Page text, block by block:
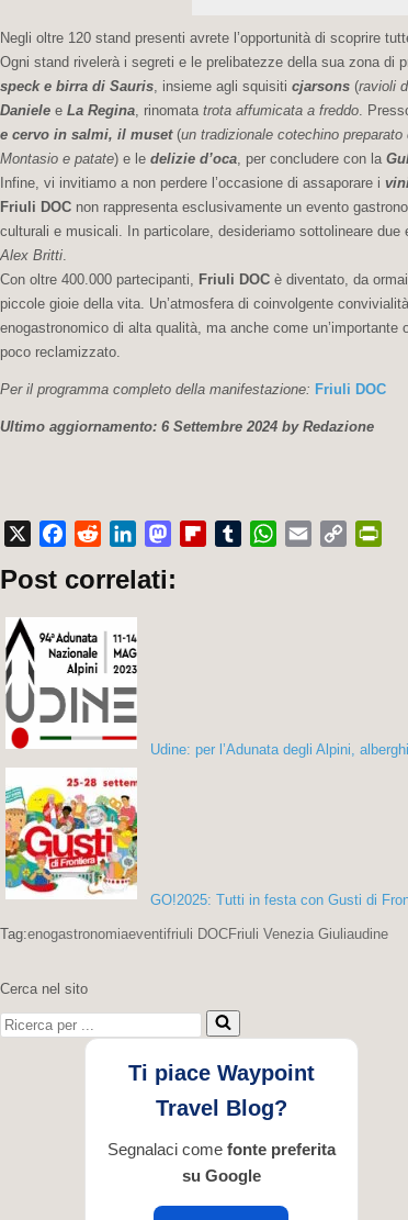
Negli oltre 120 stand presenti avrete l’opportunità di scoprire
Ogni stand rivelerà i segreti e le prelibatezze della sua zona di
speck e birra di Sauris , insieme agli squisiti cjarsons (ravioli
Daniele e La Regina , rinomata trota affumicata a freddo .
e cervo in salmi, il muset(un tradizionale cotechino
Montasio e patate) e le delizie d’oca , per concludere con la
Infine, vi invitiamo a non perdere l’occasione di assaporare i
Friuli DOC non rappresenta esclusivamente un evento
culturali e musicali. In particolare, desideriamo sottolineare
Alex Britti
Con oltre 400.000 partecipanti, Friuli DOC è diventato, da
piccole gioie della vita. Un’atmosfera di coinvolgente
enogastronomico di alta qualità, ma anche come
poco reclamizzato.
Per il programma completo della manifestazione: Friuli DOC
Ultimo aggiornamento: 6 Settembre 2024 by Redazione
Post correlati:
Udine: per l’Adunata degli Alpini,
GO!2025: Tutti in festa con Gusti di
Tag:enogastronomiaeventifriuli DOCFriuli Venezia Giuliaudine
Cerca nel sito
Ricerca
per
Ti piace Waypoint
Travel Blog?
Segnalaci come fonte preferita
su Google